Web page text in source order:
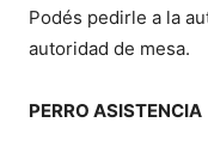
Podés pedirle a la
autoridad de mesa.
PERRO ASISTENCIA